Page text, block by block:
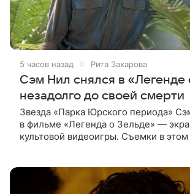
5 часов назад Рита Захарова
Сэм Нил снялся в «Легенде
незадолго до своей смерти
Звезда «Парка Юрского периода»
в фильме «Легенда о Зельде» —
культовой видеоигры. Съемки в этом